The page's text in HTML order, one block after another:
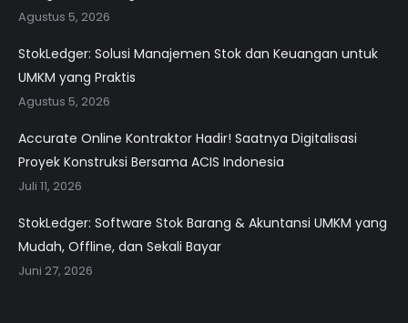
Agustus 5, 2026
StokLedger: Solusi Manajemen Stok dan Keuangan untuk
UMKM yang Praktis
Agustus 5, 2026
Accurate Online Kontraktor Hadir! Saatnya Digitalisasi
Proyek Konstruksi Bersama ACIS Indonesia
Juli 11, 2026
StokLedger: Software Stok Barang & Akuntansi UMKM yang
Mudah, Offline, dan Sekali Bayar
Juni 27, 2026